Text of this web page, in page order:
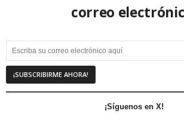
correo
¡Síguenos en X!